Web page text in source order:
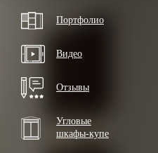
Портфолио
Видео
Отзывы
Угловые
шкафы-купе